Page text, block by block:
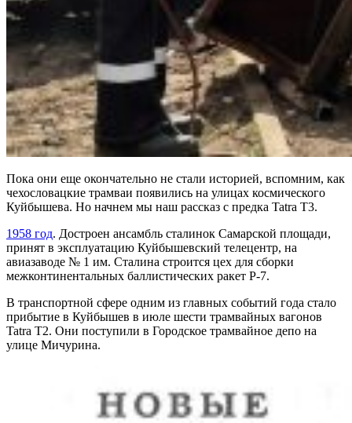
Пока они еще окончательно не стали историей, вспомним, как
чехословацкие трамваи появились на улицах космического
Куйбышева. Но начнем мы наш рассказ с предка Tatra Т3.
1958 год. Достроен ансамбль сталинок Самарской площади,
принят в эксплуатацию Куйбышевский телецентр, на
авиазаводе № 1 им. Сталина строится цех для сборки
межконтинентальных баллистических ракет Р-7.
В транспортной сфере одним из главных событий года стало
прибытие в Куйбышев в июле шести трамвайных вагонов
Tatra Т2. Они поступили в Городское трамвайное депо на
улице Мичурина.